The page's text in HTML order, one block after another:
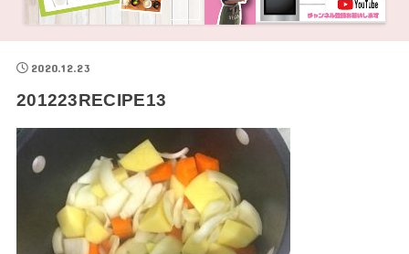
2020.12.23
201223RECIPE13